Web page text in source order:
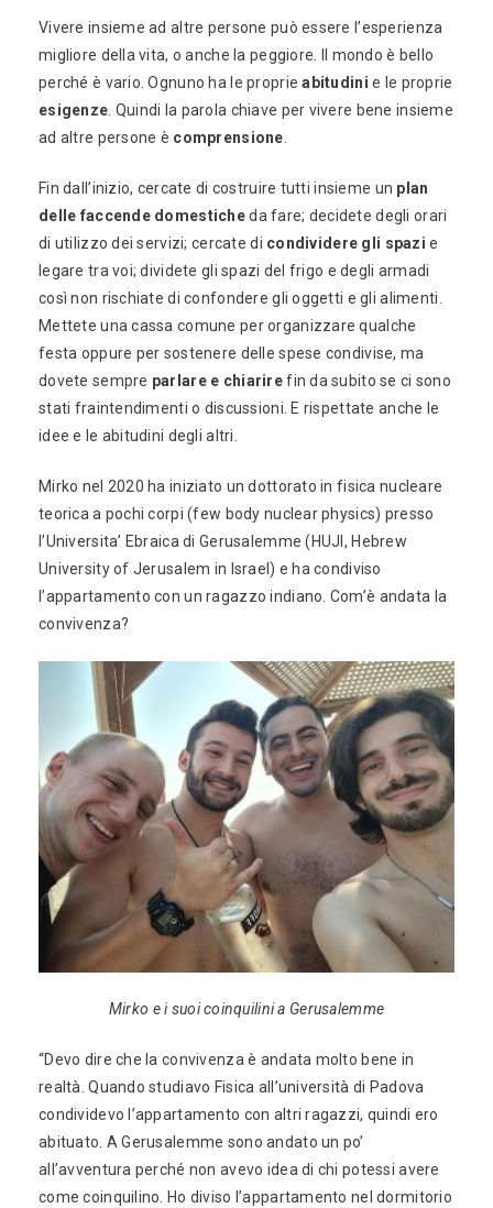
Vivere insieme ad altre persone può essere l’esperienza
migliore della vita, o anche la peggiore. Il mondo è bello
perché è vario. Ognuno ha le proprieabitudini e le proprie
esigenze . Quindi la parola chiave per vivere bene insieme
ad altre persone è comprensione
Fin dall’inizio, cercate di costruire tutti insieme un plan
delle faccende domesticheda fare; decidete degli orari
di utilizzo dei servizi; cercate di condividere gli spazi e
legare tra voi; dividete gli spazi del frigo e degli armadi
così non rischiate di confondere gli oggetti e gli alimenti.
Mettete una cassa comune per organizzare qualche
festa oppure per sostenere delle spese condivise, ma
dovete sempre parlare e chiarirefin da subito se ci sono
stati fraintendimenti o discussioni. E rispettate anche le
idee e le abitudini degli altri.
Mirko nel 2020 ha iniziato un dottorato in fisica nucleare
teorica a pochi corpi (few body nuclear physics) presso
l’Universita’ Ebraica di Gerusalemme (HUJI, Hebrew
University of Jerusalem in Israel) e ha condiviso
l’appartamento con un ragazzo indiano. Com’è andata la
convivenza?
Mirko e i suoi coinquilini a Gerusalemme
“Devo dire che la convivenza è andata molto bene in
realtà. Quando studiavo Fisica all’università di Padova
condividevo l’appartamento con altri ragazzi, quindi ero
abituato. A Gerusalemme sono andato un po’
all’avventura perché non avevo idea di chi potessi avere
come coinquilino. Ho diviso l’appartamento nel dormitorio